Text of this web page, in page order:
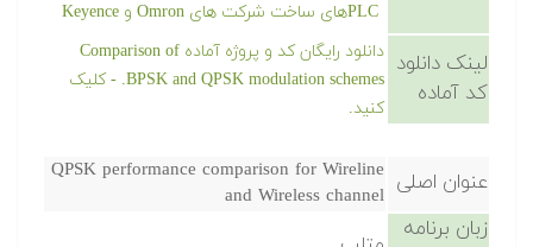
PLCهای ساخت شرکت های Omron و Keyence
لینک دانلود
کد آماده
دانلود رایگان کد و پروژه آماده Comparison of
BPSK and QPSK modulation schemes. - کلیک
کنید.
عنوان اصلی QPSK performance comparison for Wireline
and Wireless channel
زبان برنامه